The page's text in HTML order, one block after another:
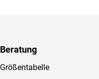
Beratung
Größentabelle